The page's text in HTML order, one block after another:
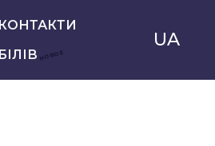
КОНТАКТИ
НОВОЕ
UA